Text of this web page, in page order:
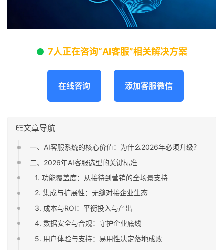
7人正在咨询“AI客服”相关解决方案
在线咨询 添加客服微信
文章导航
一、AI客服系统的核心价值：为什么2026年必须升级？
二、2026年AI客服选型的关键标准
1. 功能覆盖度：从接待到营销的全场景支持
2. 集成与扩展性：无缝对接企业生态
3. 成本与ROI：平衡投入与产出
4. 数据安全与合规：守护企业底线
5. 用户体验与支持：易用性决定落地成败